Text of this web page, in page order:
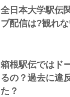
全日本大学駅伝
ブ配信は?観れ
箱根駅伝ではド
るの？過去に違
た？